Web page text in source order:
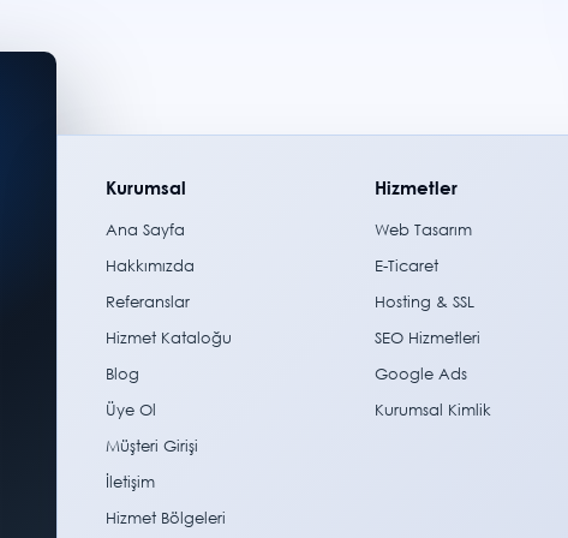
Kurumsal
Ana Sayfa
Hakkımızda
Referanslar
Hizmet Kataloğu
Blog
Üye Ol
Müşteri Girişi
İletişim
Hizmet Bölgeleri
Hizmetler
Web Tasarım
E-Ticaret
Hosting & SSL
SEO Hizmetleri
Google Ads
Kurumsal Kimlik